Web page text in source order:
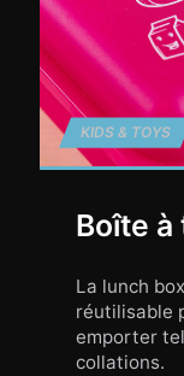
KIDS & TOYS
Boîte
La lunch
réutilisable
emporter
collations.